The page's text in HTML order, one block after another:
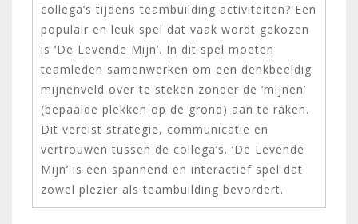
collega’s tijdens teambuilding activiteiten? Een
populair en leuk spel dat vaak wordt gekozen
is ‘De Levende Mijn’. In dit spel moeten
teamleden samenwerken om een denkbeeldig
mijnenveld over te steken zonder de ‘mijnen’
(bepaalde plekken op de grond) aan te raken.
Dit vereist strategie, communicatie en
vertrouwen tussen de collega’s. ‘De Levende
Mijn’ is een spannend en interactief spel dat
zowel plezier als teambuilding bevordert.